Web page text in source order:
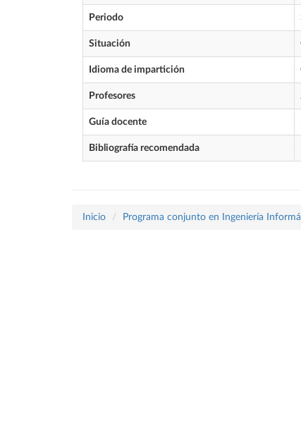
Periodo
Situación
Idioma de impartición
Profesores
Guía docente
Bibliografía recomendada
Inicio Programa conjunto en Ingeniería